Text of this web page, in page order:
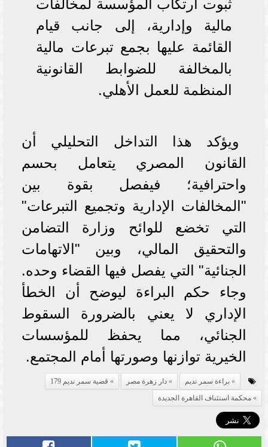
ثبوت ارتكاب المؤسسة لمخالفات
مالية وإدارية، إلى جانب قيام
القائمة عليها بجمع تبرعات مالية
بالمخالفة للضوابط القانونية
المنظمة للعمل الأهلي.
ويؤكد هذا التداخل التحليلي أن
القانون المصري يتعامل بحسم
واحترافية؛ فيفصل بقوة بين
"المخالفات الإدارية وتجميع التبرعات"
التي تخضع للوائح وزارة التضامن
والتحقيق المالي، وبين "الاتهامات
الجنائية" التي يفصل فيها القضاء وحده.
وجاء حكم البراءة ليوضح أن الخطأ
الإداري لا يعني بالضرورة السقوط
الجنائي، مما يحفظ للمؤسسات
الخيرية توازنها وصورتها أمام المجتمع.
براءة سمر نديم دار زهرة مصر
قضية سمر نديم 179
محكمة استئناف القاهرة الجديدة